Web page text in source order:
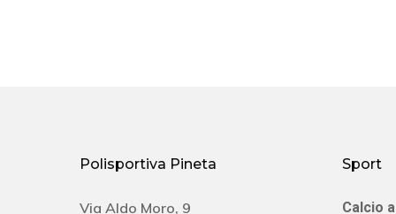
Polisportiva Pineta
Via Aldo Moro, 9
Sport
Calcio